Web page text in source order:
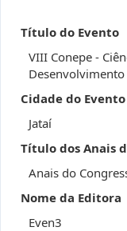
Título do Evento
VIII Conepe -
Desenvolvimento
Cidade do Evento
Jataí
Título dos Anais
Anais do
Nome da Editora
Even3